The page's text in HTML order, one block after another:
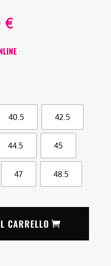
€
40.5 42.5
44.5 45
47 48.5
CARRELLO